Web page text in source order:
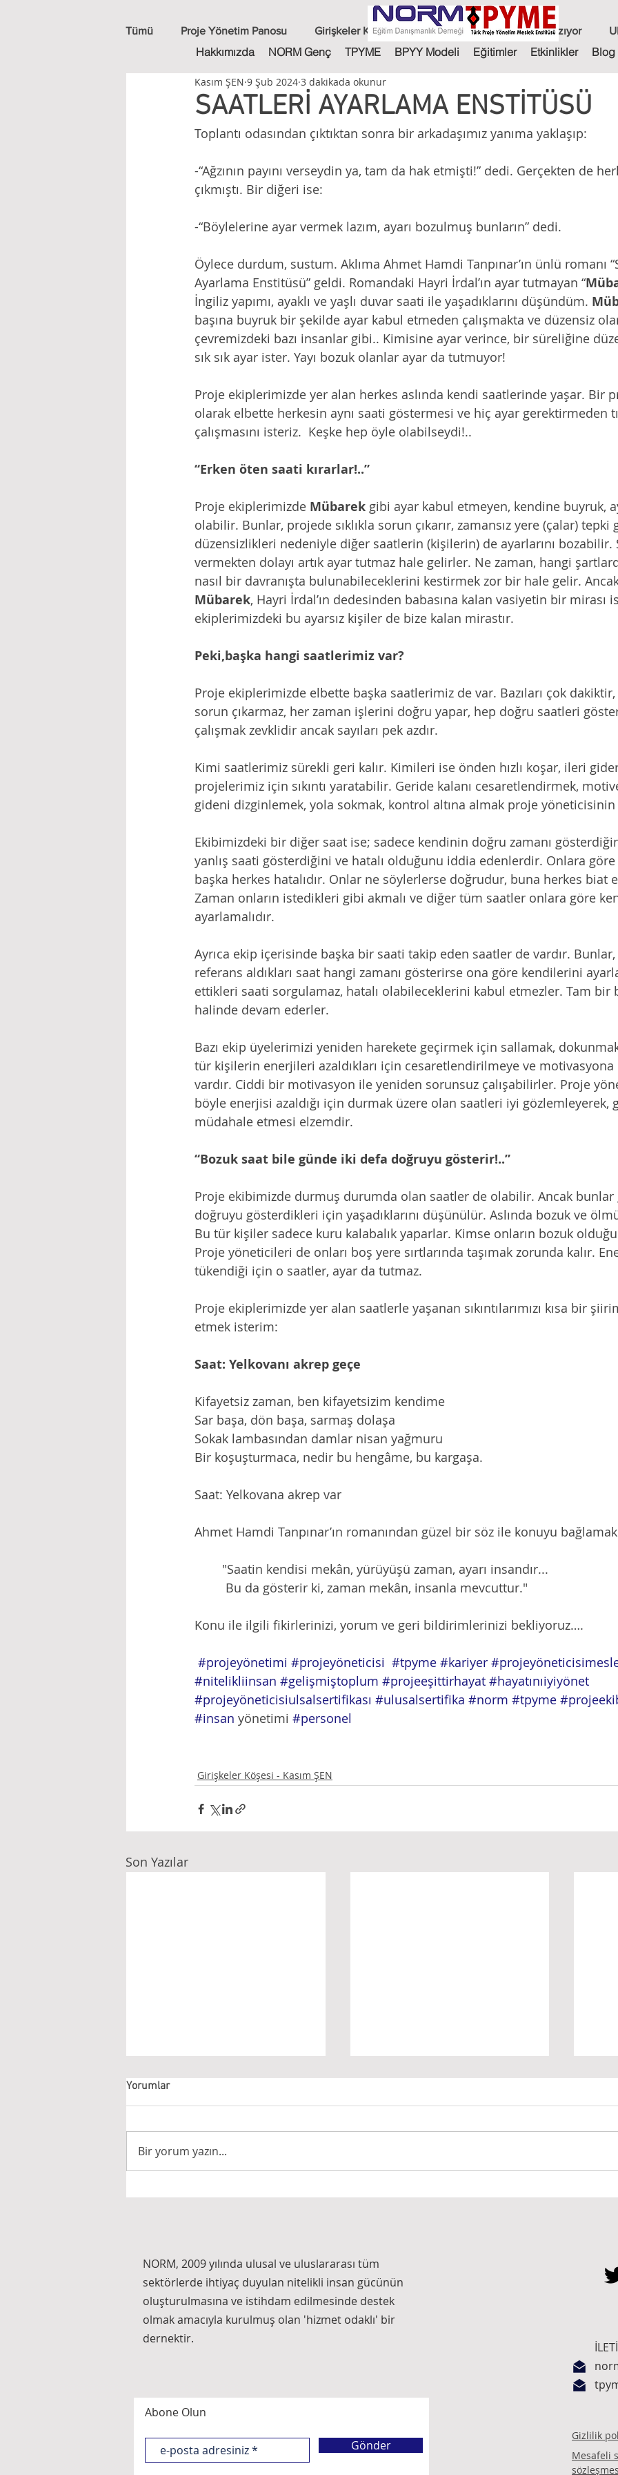
Hakkımızda NORM Genç TPYME BPYY Modeli Eğitimler Etkinlikler Blog
Tümü Proje Yönetim Panosu Girişkeler Köşesi - Kasım ŞEN NORM Genç Yazıyor
Kahve Sohbetleri Duyurular
SAATLERİ AYARLAMA ENSTİTÜSÜ
Kasım ŞEN 9 Şub 2024 3 dakikada okunur
Toplantı odasından çıktıktan sonra bir arkadaşımız yanıma yaklaşıp:
-“Ağzının payını verseydin ya, tam da hak etmişti!” dedi. Gerçekten de
çıkmıştı. Bir diğeri ise:
-“Böylelerine ayar vermek lazım, ayarı bozulmuş bunların” dedi.
Öylece durdum, sustum. Aklıma Ahmet Hamdi Tanpınar’ın ünlü romanı
Ayarlama Enstitüsü” geldi. Romandaki Hayri İrdal’ın ayar tutmayan “
İngiliz yapımı, ayaklı ve yaşlı duvar saati ile yaşadıklarını düşündüm.
başına buyruk bir şekilde ayar kabul etmeden çalışmakta ve düzensiz
çevremizdeki bazı insanlar gibi.. Kimisine ayar verince, bir süreliğine
sık sık ayar ister. Yayı bozuk olanlar ayar da tutmuyor!
Proje ekiplerimizde yer alan herkes aslında kendi saatlerinde yaşar. Bir
olarak elbette herkesin aynı saati göstermesi ve hiç ayar gerektirmeden
çalışmasını isteriz.  Keşke hep öyle olabilseydi!..
“Erken öten saati kırarlar!..”
Proje ekiplerimizde Mübarek gibi ayar kabul etmeyen, kendine buyruk,
olabilir. Bunlar, projede sıklıkla sorun çıkarır, zamansız yere (çalar) tepki
düzensizlikleri nedeniyle diğer saatlerin (kişilerin) de ayarlarını bozabilir.
vermekten dolayı artık ayar tutmaz hale gelirler. Ne zaman, hangi
nasıl bir davranışta bulunabileceklerini kestirmek zor bir hale gelir.
Mübarek, Hayri İrdal’ın dedesinden babasına kalan vasiyetin bir mirası
ekiplerimizdeki bu ayarsız kişiler de bize kalan mirastır.
Peki,başka hangi saatlerimiz var?
Proje ekiplerimizde elbette başka saatlerimiz de var. Bazıları çok
sorun çıkarmaz, her zaman işlerini doğru yapar, hep doğru saatleri
çalışmak zevklidir ancak sayıları pek azdır.
Kimi saatlerimiz sürekli geri kalır. Kimileri ise önden hızlı koşar, ileri
projelerimiz için sıkıntı yaratabilir. Geride kalanı cesaretlendirmek,
gideni dizginlemek, yola sokmak, kontrol altına almak proje
Ekibimizdeki bir diğer saat ise; sadece kendinin doğru zamanı
yanlış saati gösterdiğini ve hatalı olduğunu iddia edenlerdir. Onlara
başka herkes hatalıdır. Onlar ne söylerlerse doğrudur, buna herkes biat
Zaman onların istedikleri gibi akmalı ve diğer tüm saatler onlara göre
ayarlamalıdır.
Ayrıca ekip içerisinde başka bir saati takip eden saatler de vardır.
referans aldıkları saat hangi zamanı gösterirse ona göre kendilerini
ettikleri saati sorgulamaz, hatalı olabileceklerini kabul etmezler. Tam bir
halinde devam ederler.
Bazı ekip üyelerimizi yeniden harekete geçirmek için sallamak,
tür kişilerin enerjileri azaldıkları için cesaretlendirilmeye ve motivasyona
vardır. Ciddi bir motivasyon ile yeniden sorunsuz çalışabilirler. Proje
böyle enerjisi azaldığı için durmak üzere olan saatleri iyi gözlemleyerek,
müdahale etmesi elzemdir.
“Bozuk saat bile günde iki defa doğruyu gösterir!..”
Proje ekibimizde durmuş durumda olan saatler de olabilir. Ancak bunlar
doğruyu gösterdikleri için yaşadıklarını düşünülür. Aslında bozuk ve
Bu tür kişiler sadece kuru kalabalık yaparlar. Kimse onların bozuk
Proje yöneticileri de onları boş yere sırtlarında taşımak zorunda kalır.
tükendiği için o saatler, ayar da tutmaz.
Proje ekiplerimizde yer alan saatlerle yaşanan sıkıntılarımızı kısa bir
etmek isterim:
Saat: Yelkovanı akrep geçe
Kifayetsiz zaman, ben kifayetsizim kendime
Sar başa, dön başa, sarmaş dolaşa
Sokak lambasından damlar nisan yağmuru
Bir koşuşturmaca, nedir bu hengâme, bu kargaşa.
Saat: Yelkovana akrep var
Ahmet Hamdi Tanpınar’ın romanından güzel bir söz ile konuyu
        "Saatin kendisi mekân, yürüyüşü zaman, ayarı insandır...
         Bu da gösterir ki, zaman mekân, insanla mevcuttur."
Konu ile ilgili fikirlerinizi, yorum ve geri bildirimlerinizi bekliyoruz….
#projeyönetimi #projeyöneticisi #tpyme #kariyer
#nitelikliinsan #gelişmiştoplum #projeeşittirhayat #hayatınıiyiyönet
#projeyöneticisiulsalsertifikası #ulusalsertifika #norm #tpyme
#insan yönetimi #personel
Girişkeler Köşesi - Kasım ŞEN
Son Yazılar
Yorumlar
Bir yorum yazın...
NORM, 2009 yılında ulusal ve uluslararası tüm
sektörlerde ihtiyaç duyulan nitelikli insan gücünün
oluşturulmasına ve istihdam edilmesinde destek
olmak amacıyla kurulmuş olan 'hizmet odaklı' bir
dernektir.
Abone Olun
Gönder
Gizlilik
Mesafeli